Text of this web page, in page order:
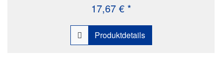
17,67 € *
Produktdetails